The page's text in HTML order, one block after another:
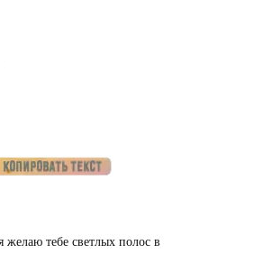
желаю тебе светлых полос в